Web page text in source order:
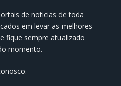
de noticias de toda
em levar as melhores
fique sempre atualizado
momento.
Amazônico